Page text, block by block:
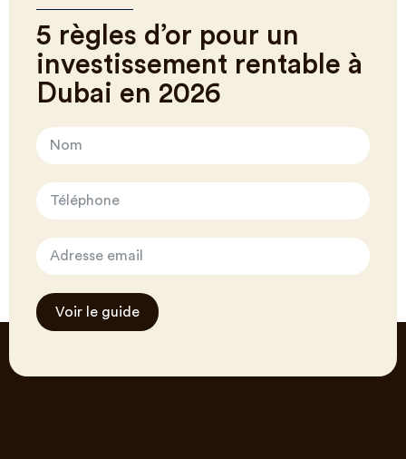
5 règles d’or pour un
investissement rentable à
Dubai en 2026
Voir le guide